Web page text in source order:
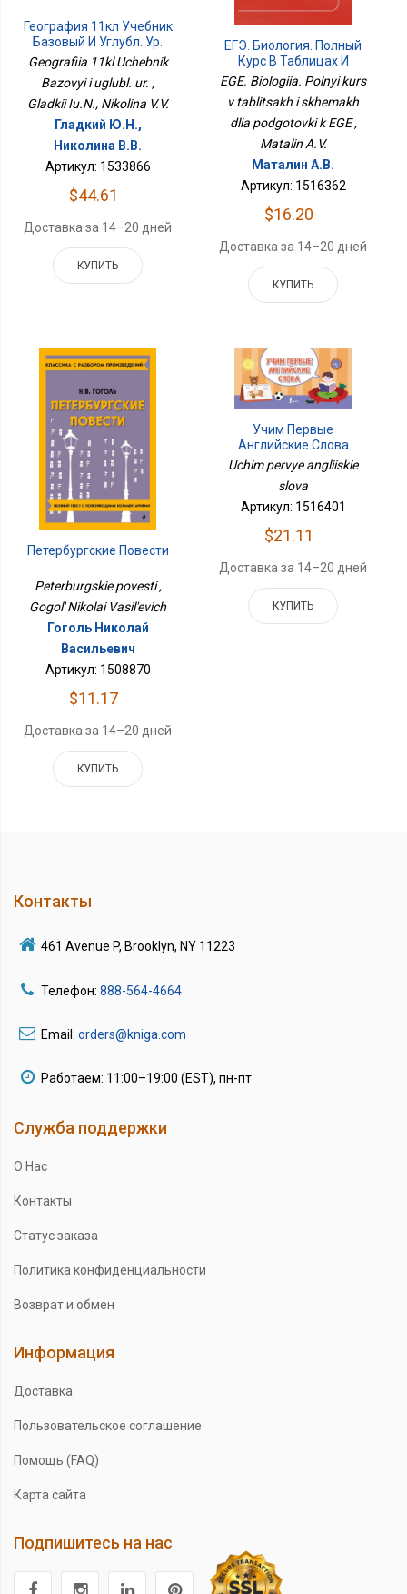
География 11кл Учебник
Базовый И Углубл. Ур.
Geografiia 11kl Uchebnik
Bazovyi i uglubl. ur. ,
Gladkii Iu.N., Nikolina V.V.
Гладкий Ю.Н.,
Николина В.В.
Артикул: 1533866
$44.61
Доставка за 14–20 дней
КУПИТЬ
ЕГЭ. Биология. Полный
Курс В Таблицах И
Схемах Для Подготовки
К ЕГЭ
EGE. Biologiia. Polnyi kurs
v tablitsakh i skhemakh
dlia podgotovki k EGE ,
Matalin A.V.
Маталин А.В.
Артикул: 1516362
$16.20
Доставка за 14–20 дней
КУПИТЬ
Петербургские Повести
Peterburgskie povesti ,
Gogol' Nikolai Vasil'evich
Гоголь Николай
Васильевич
Артикул: 1508870
$11.17
Доставка за 14–20 дней
КУПИТЬ
Учим Первые
Английские Слова
Uchim pervye angliiskie
slova
Артикул: 1516401
$21.11
Доставка за 14–20 дней
КУПИТЬ
Контакты
461 Avenue P, Brooklyn, NY 11223
Телефон: 888-564-4664
Email: orders@kniga.com
Работаем: 11:00–19:00 (EST), пн-пт
Служба поддержки
О Нас
Контакты
Статус заказа
Политика конфиденциальности
Возврат и обмен
Информация
Доставка
Пользовательское соглашение
Помощь (FAQ)
Карта сайта
Подпишитесь на нас